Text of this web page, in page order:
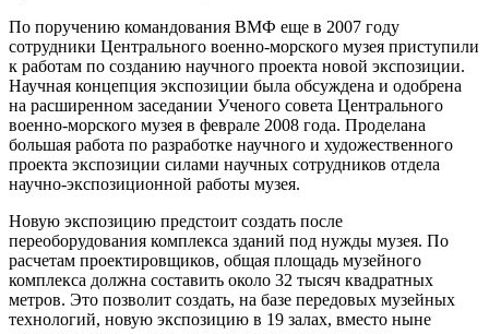
По поручению командования ВМФ еще в 2007 году
сотрудники Центрального военно-морского музея приступили
к работам по созданию научного проекта новой экспозиции.
Научная концепция экспозиции была обсуждена и одобрена
на расширенном заседании Ученого совета Центрального
военно-морского музея в феврале 2008 года. Проделана
большая работа по разработке научного и художественного
проекта экспозиции силами научных сотрудников отдела
научно-экспозиционной работы музея.
Новую экспозицию предстоит создать после
переоборудования комплекса зданий под нужды музея. По
расчетам проектировщиков, общая площадь музейного
комплекса должна составить около 32 тысяч квадратных
метров. Это позволит создать, на базе передовых музейных
технологий, новую экспозицию в 19 залах, вместо ныне